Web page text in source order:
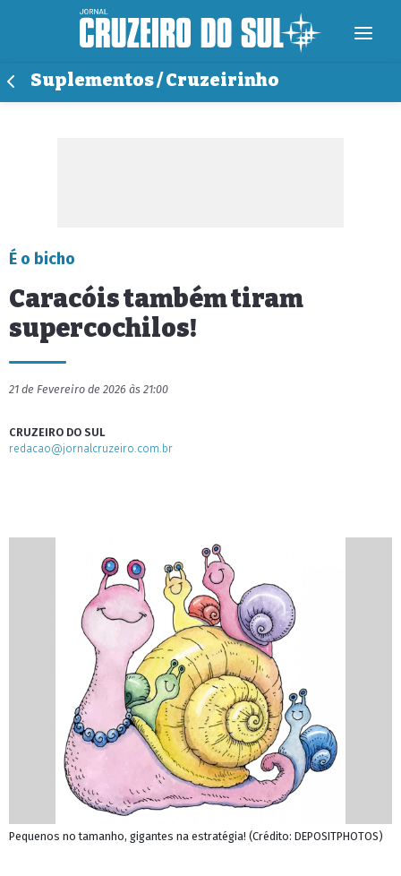
Suplementos / Cruzeirinho
É o bicho
Caracóis também tiram
supercochilos!
21 de Fevereiro de 2026 às 21:00
CRUZEIRO DO SUL
redacao@jornalcruzeiro.com.br
Pequenos no tamanho, gigantes na estratégia! (Crédito: DEPOSITPHOTOS)